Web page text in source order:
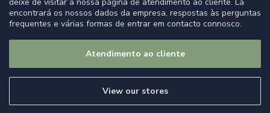
deixe de visitar a nossa página de atendimento ao cliente. Lá
encontrará os nossos dados da empresa, respostas às perguntas
frequentes e várias formas de entrar em contacto connosco.
Atendimento ao cliente
View our stores